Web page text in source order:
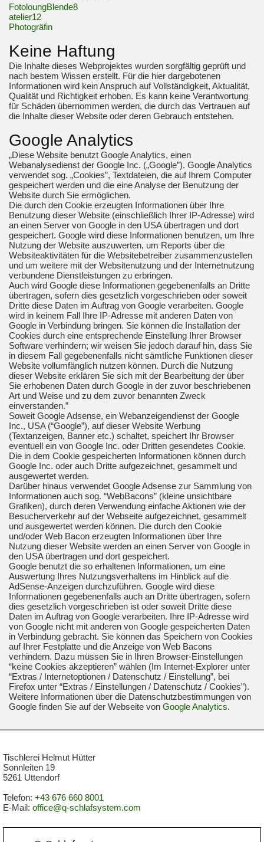
FotoloungBlende8
atelier12
Photogräfin
Keine Haftung
Die Inhalte dieses Webprojektes wurden sorgfältig geprüft und
nach bestem Wissen erstellt. Für die hier dargebotenen
Informationen wird kein Anspruch auf Vollständigkeit, Aktualität,
Qualität und Richtigkeit erhoben. Es kann keine Verantwortung
für Schäden übernommen werden, die durch das Vertrauen auf
die Inhalte dieser Website oder deren Gebrauch entstehen.
Google Analytics
„Diese Website benutzt Google Analytics, einen
Webanalysedienst der Google Inc. („Google”). Google Analytics
verwendet sog. „Cookies”, Textdateien, die auf Ihrem Computer
gespeichert werden und die eine Analyse der Benutzung der
Website durch Sie ermöglichen.
Die durch den Cookie erzeugten Informationen über Ihre
Benutzung dieser Website (einschließlich Ihrer IP-Adresse) wird
an einen Server von Google in den USA übertragen und dort
gespeichert. Google wird diese Informationen benutzen, um Ihre
Nutzung der Website auszuwerten, um Reports über die
Websiteaktivitäten für die Websitebetreiber zusammenzustellen
und um weitere mit der Websitenutzung und der Internetnutzung
verbundene Dienstleistungen zu erbringen.
Auch wird Google diese Informationen gegebenenfalls an Dritte
übertragen, sofern dies gesetzlich vorgeschrieben oder soweit
Dritte diese Daten im Auftrag von Google verarbeiten. Google
wird in keinem Fall Ihre IP-Adresse mit anderen Daten von
Google in Verbindung bringen. Sie können die Installation der
Cookies durch eine entsprechende Einstellung Ihrer Browser
Software verhindern; wir weisen Sie jedoch darauf hin, dass Sie
in diesem Fall gegebenenfalls nicht sämtliche Funktionen dieser
Website vollumfänglich nutzen können. Durch die Nutzung
dieser Website erklären Sie sich mit der Bearbeitung der über
Sie erhobenen Daten durch Google in der zuvor beschriebenen
Art und Weise und zu dem zuvor benannten Zweck
einverstanden.”
Soweit Google Adsense, ein Webanzeigendienst der Google
Inc., USA (“Google”), auf dieser Website Werbung
(Textanzeigen, Banner etc.) schaltet, speichert Ihr Browser
eventuell ein von Google Inc. oder Dritten gesendetes Cookie.
Die in dem Cookie gespeicherten Informationen können durch
Google Inc. oder auch Dritte aufgezeichnet, gesammelt und
ausgewertet werden.
Darüber hinaus verwendet Google Adsense zur Sammlung von
Informationen auch sog. “WebBacons” (kleine unsichtbare
Grafiken), durch deren Verwendung einfache Aktionen wie der
Besucherverkehr auf der Webseite aufgezeichnet, gesammelt
und ausgewertet werden können. Die durch den Cookie
und/oder Web Bacon erzeugten Informationen über Ihre
Nutzung dieser Website werden an einen Server von Google in
den USA übertragen und dort gespeichert.
Google benutzt die so erhaltenen Informationen, um eine
Auswertung Ihres Nutzungsverhaltens im Hinblick auf die
AdSense-Anzeigen durchzuführen. Google wird diese
Informationen gegebenenfalls auch an Dritte übertragen, sofern
dies gesetzlich vorgeschrieben ist oder soweit Dritte diese
Daten im Auftrag von Google verarbeiten. Ihre IP-Adresse wird
von Google nicht mit anderen von Google gespeicherten Daten
in Verbindung gebracht. Sie können das Speichern von Cookies
auf Ihrer Festplatte und die Anzeige von Web Bacons
verhindern. Dazu müssen Sie in Ihren Browser-Einstellungen
“keine Cookies akzeptieren” wählen (Im Internet-Explorer unter
“Extras / Internetoptionen / Datenschutz / Einstellung”, bei
Firefox unter “Extras / Einstellungen / Datenschutz / Cookies”).
Weitere Informationen über die Datenschutzbestimmungen von
Google finden Sie auf der Webseite von Google Analytics.
Tischlerei Helmut Hütter
Sonnleiten 19
5261 Uttendorf
Telefon: +43 676 660 8001
E-Mail: office@q-schlafsystem.com